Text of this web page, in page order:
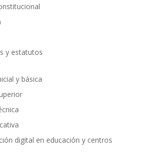
y estatutos
y básica
digital en educación y centros